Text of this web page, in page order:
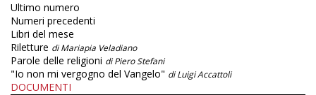
Ultimo numero
Numeri precedenti
Libri del mese
Riletture di Mariapia Veladiano
Parole delle religioni di Piero Stefani
"Io non mi vergogno del Vangelo" di Luigi Accattoli
DOCUMENTI